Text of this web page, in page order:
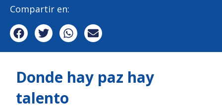
Compartir en:
Donde hay paz hay
talento